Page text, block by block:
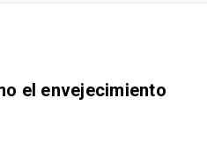
el envejecimiento